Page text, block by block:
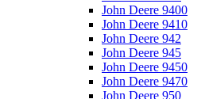
John Deere 9400
John Deere 9410
John Deere 942
John Deere 945
John Deere 9450
John Deere 9470
John Deere 950